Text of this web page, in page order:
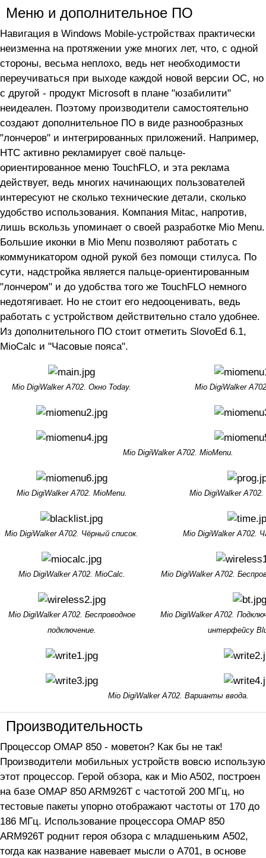
Меню и дополнительное ПО
Навигация в Windows Mobile-устройствах практически
неизменна на протяжении уже многих лет, что, с одной
стороны, весьма неплохо, ведь нет необходимости
переучиваться при выходе каждой новой версии ОС, но
с другой - продукт Microsoft в плане "юзабилити"
неидеален. Поэтому производители самостоятельно
создают дополнительное ПО в виде разнообразных
"лончеров" и интегрированных приложений. Например,
HTC активно рекламирует своё пальце-
ориентированное меню TouchFLO, и эта реклама
действует, ведь многих начинающих пользователей
интересуют не сколько технические детали, сколько
удобство использования. Компания Mitac, напротив,
лишь вскользь упоминает о своей разработке Mio Menu.
Большие иконки в Mio Menu позволяют работать с
коммуникатором одной рукой без помощи стилуса. По
сути, надстройка является пальце-ориентированным
"лончером" и до удобства того же TouchFLO немного
недотягивает. Но не стоит его недооценивать, ведь
работать с устройством действительно стало удобнее.
Из дополнительного ПО стоит отметить SlovoEd 6.1,
MioCalc и "Часовые пояса".
Mio DigiWalker A702. Окно Today. Mio DigiWalker
Mio DigiWalker A702. MioMenu.
Mio DigiWalker A702. MioMenu. Mio DigiWalker
Mio DigiWalker A702. Чёрный список. Mio DigiWalker A702.
Mio DigiWalker A702. MioCalc. Mio DigiWalker A702.
Mio DigiWalker A702. Беспроводное
подключение.
Mio DigiWalker A702.
интерфейсу
Mio DigiWalker A702. Варианты ввода.
Производительность
Процессор OMAP 850 - моветон? Как бы не так!
Производители мобильных устройств вовсю использую
этот процессор. Герой обзора, как и Mio A502, построен
на базе OMAP 850 ARM926T с частотой 200 МГц, но
тестовые пакеты упорно отображают частоты от 170 до
186 МГц. Использование процессора OMAP 850
ARM926T роднит героя обзора с младшеньким A502,
тогда как название навевает мысли о A701, в основе